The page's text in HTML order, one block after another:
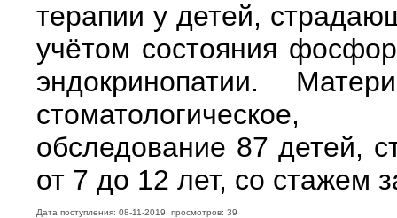
терапии у детей,
учётом состояния
эндокринопатии.
стоматологическое,
обследование 87 детей,
от 7 до 12 лет, со стажем
Дата поступления: 08-11-2019, просмотров: 39